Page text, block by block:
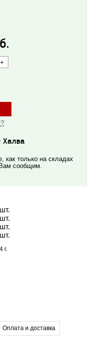
Халва
как только на складах
сообщим.
г.
Оплата и доставка